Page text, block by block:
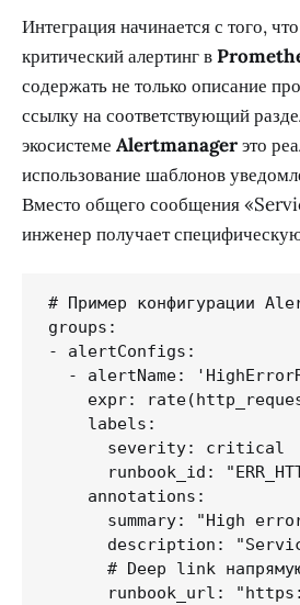
Интеграция начинается с того,
критический алертинг в
содержать не только описание
ссылку на соответствующий
экосистеме Alertmanagerэто
использование шаблонов
Вместо общего сообщения
инженер получает
# Пример конфигурации
groups:
- alertConfigs:
- alertName:
expr:
    labels:
      severity: critical
runbook_id:
    annotations:
summary: "High
description:
# Deep link
runbook_url: